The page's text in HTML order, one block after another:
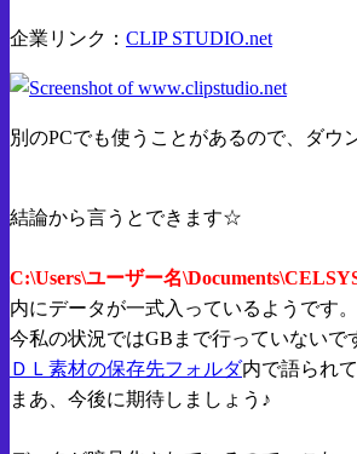
日:
企業リンク： CLIP STUDIO.net
別のPCでも使うことがあるので、ダウ
結論から言うとできます☆
C:\Users\ユーザー名
内にデータが一式入っているようです。
今私の状況ではGBまで行っていないで
ＤＬ素材の保存先フォルダ内で語られ
まあ、今後に期待しましょう♪